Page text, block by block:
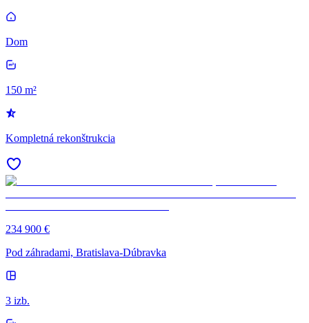
Dom
150 m²
Kompletná rekonštrukcia
234 900 €
Pod záhradami, Bratislava-Dúbravka
3 izb.